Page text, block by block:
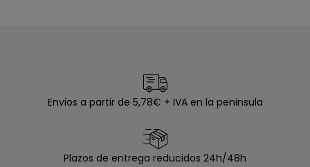
Envios a partir de 5,78€ + IVA en la peninsula
Plazos de entrega reducidos 24h/48h